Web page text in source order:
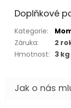
Doplňkové
Kategorie:
Záruka:
2
Hmotnost: 3 kg